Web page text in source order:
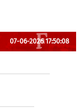
07-06-2026 17:50:08